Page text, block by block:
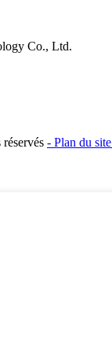
Co., Ltd.
- Plan du site